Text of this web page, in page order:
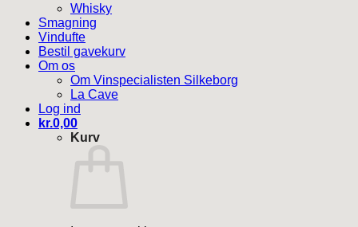
Whisky
Smagning
Vindufte
Bestil gavekurv
Om os
Om Vinspecialisten Silkeborg
La Cave
Log ind
kr.0,00
Kurv